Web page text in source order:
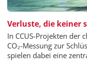
Verluste, die keiner
In CCUS-Projekten der
CO₂-Messung zur
spielen dabei eine